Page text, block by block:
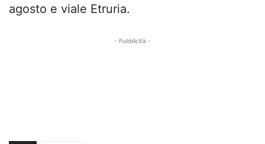
agosto e viale Etruria.
- Pubblicità -